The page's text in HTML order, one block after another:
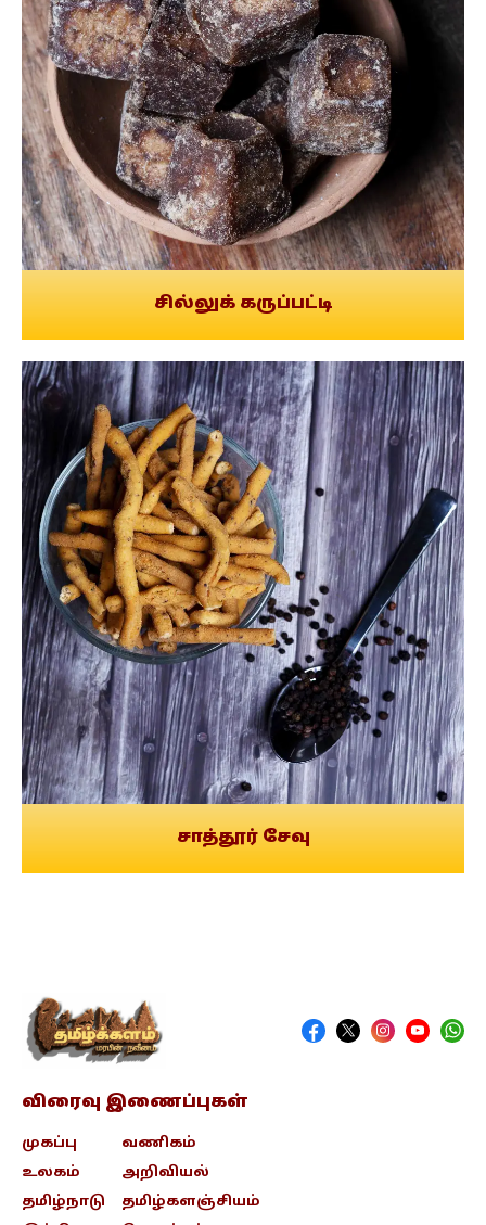
சில்லுக் கருப்பட்டி
சாத்தூர் சேவு
விரைவு இணைப்புகள்
முகப்பு
உலகம்
தமிழ்நாடு
வணிகம்
அறிவியல்
தமிழ்களஞ்சியம்